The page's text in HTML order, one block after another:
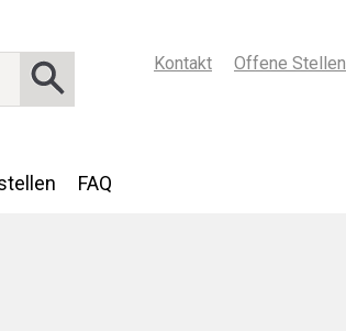
FAQ
Kontakt
Offene Stellen